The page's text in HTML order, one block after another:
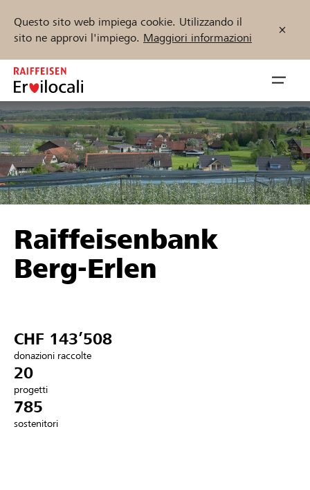
Questo sito web impiega cookie. Utilizzando il
sito ne approvi l'impiego. Maggiori informazioni
Zum
Inhalt
springen
öffnen
Sostenere
Aiuto & supporto
Collegarsi
Trova progetti e organizzazioni
Inizia ora
Raiffeisenbank
Berg-Erlen
CHF 143’508
donazioni raccolte
20
progetti
785
sostenitori